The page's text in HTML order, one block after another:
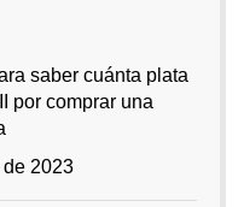
saber cuánta plata
por comprar una
2023